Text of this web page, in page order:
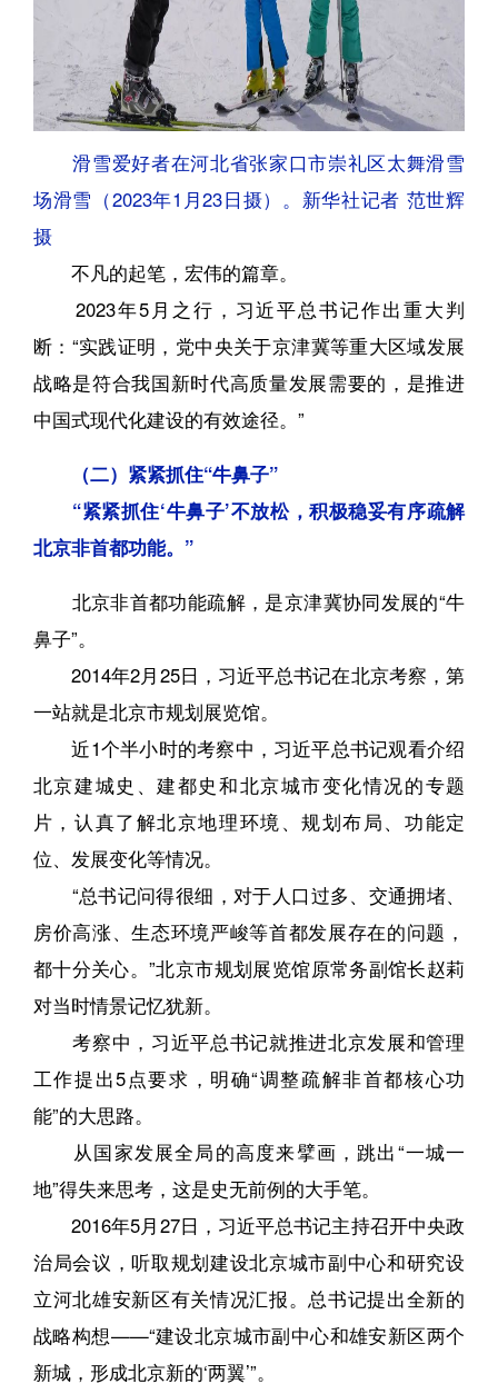
滑雪爱好者在河北省张家口市崇礼区太舞滑雪
场滑雪（2023年1月23日摄）。新华社记者 范世辉
摄
不凡的起笔，宏伟的篇章。
2023年5月之行，习近平总书记作出重大判
断：“实践证明，党中央关于京津冀等重大区域发展
战略是符合我国新时代高质量发展需要的，是推进
中国式现代化建设的有效途径。”
（二）紧紧抓住“牛鼻子”
“紧紧抓住‘牛鼻子’不放松，积极稳妥有序疏解
北京非首都功能。”
北京非首都功能疏解，是京津冀协同发展的“牛
鼻子”。
2014年2月25日，习近平总书记在北京考察，第
一站就是北京市规划展览馆。
近1个半小时的考察中，习近平总书记观看介绍
北京建城史、建都史和北京城市变化情况的专题
片，认真了解北京地理环境、规划布局、功能定
位、发展变化等情况。
“总书记问得很细，对于人口过多、交通拥堵、
房价高涨、生态环境严峻等首都发展存在的问题，
都十分关心。”北京市规划展览馆原常务副馆长赵莉
对当时情景记忆犹新。
考察中，习近平总书记就推进北京发展和管理
工作提出5点要求，明确“调整疏解非首都核心功
能”的大思路。
从国家发展全局的高度来擘画，跳出“一城一
地”得失来思考，这是史无前例的大手笔。
2016年5月27日，习近平总书记主持召开中央政
治局会议，听取规划建设北京城市副中心和研究设
立河北雄安新区有关情况汇报。总书记提出全新的
战略构想——“建设北京城市副中心和雄安新区两个
新城，形成北京新的‘两翼’”。